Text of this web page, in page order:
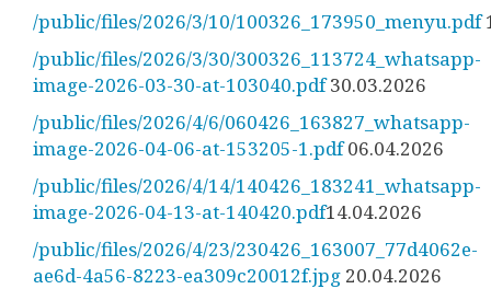
/public/files/2026/3/10/100326_173950_menyu.pdf
/public/files/2026/3/30/300326_113724_whatsapp-
image-2026-03-30-at-103040.pdf30.03.2026
/public/files/2026/4/6/060426_163827_whatsapp-
image-2026-04-06-at-153205-1.pdf06.04.2026
/public/files/2026/4/14/140426_183241_whatsapp-
image-2026-04-13-at-140420.pdf14.04.2026
/public/files/2026/4/23/230426_163007_77d4062e-
ae6d-4a56-8223-ea309c20012f.jpg 20.04.2026